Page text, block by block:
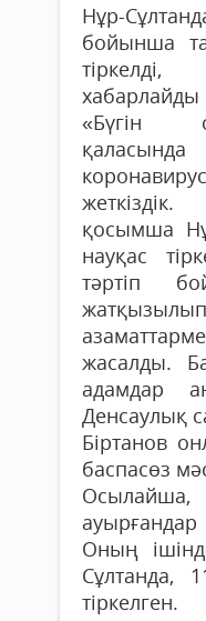
Нұр-
бойынша
хабарлайды
«Бүгін
қосымша
науқас
тәртіп
жасалды.
адамдар
Денсаулық
Біртанов
баспасөз
Осылайша,
Оның
Сұлтанда,
тіркелген.